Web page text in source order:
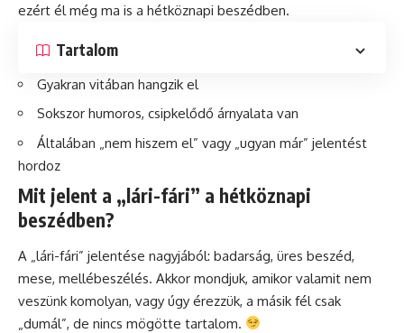
ezért él még ma is a hétköznapi beszédben.
Tartalom
Gyakran vitában hangzik el
Sokszor humoros, csipkelődő árnyalata van
Általában „nem hiszem el” vagy „ugyan már” jelentést
hordoz
Mit jelent a „lári-fári” a hétköznapi
beszédben?
A „lári-fári” jelentése nagyjából: badarság, üres beszéd,
mese, mellébeszélés. Akkor mondjuk, amikor valamit nem
veszünk komolyan, vagy úgy érezzük, a másik fél csak
„dumál”, de nincs mögötte tartalom.